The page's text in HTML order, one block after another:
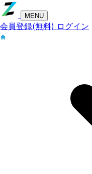
MENU
会員登録(無料) ログイン